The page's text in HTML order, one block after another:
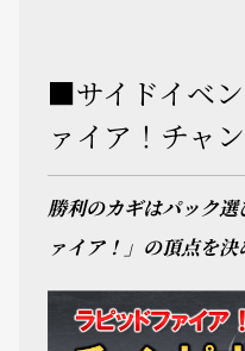
■サイドイベ
ァイア！チャ
勝利のカギはパック
ァイア！」の頂点を